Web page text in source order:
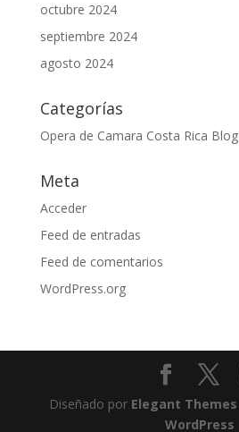
octubre 2024
septiembre 2024
agosto 2024
Categorías
Opera de Camara Costa Rica Blog
Meta
Acceder
Feed de entradas
Feed de comentarios
WordPress.org
Diseñado por Elegant Themes
WordPress